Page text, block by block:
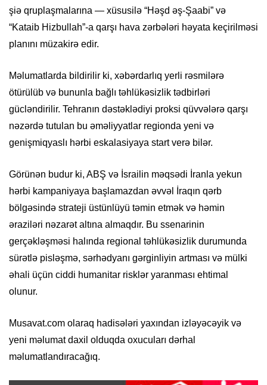
şiə qruplaşmalarına — xüsusilə “Həşd əş-Şaabi” və
“Kataib Hizbullah”-a qarşı hava zərbələri həyata keçirilməsi
planını müzakirə edir.
Məlumatlarda bildirilir ki, xəbərdarlıq yerli rəsmilərə
ötürülüb və bununla bağlı təhlükəsizlik tədbirləri
gücləndirilir. Tehranın dəstəklədiyi proksi qüvvələrə qarşı
nəzərdə tutulan bu əməliyyatlar regionda yeni və
genişmiqyaslı hərbi eskalasiyaya start verə bilər.
Görünən budur ki, ABŞ və İsrailin məqsədi İranla yekun
hərbi kampaniyaya başlamazdan əvvəl İraqın qərb
bölgəsində strateji üstünlüyü təmin etmək və həmin
əraziləri nəzarət altına almaqdır. Bu ssenarinin
gerçəkləşməsi halında regional təhlükəsizlik durumunda
sürətlə pisləşmə, sərhədyanı gərginliyin artması və mülki
əhali üçün ciddi humanitar risklər yaranması ehtimal
olunur.
Musavat.com olaraq hadisələri yaxından izləyəcəyik və
yeni məlumat daxil olduqda oxucuları dərhal
məlumatlandıracağıq.